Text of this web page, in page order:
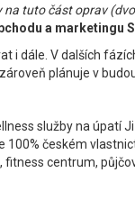
na tuto část oprav
a marketingu
i dále. V dalších
plánuje v
služby na úpatí
100% českém
centrum,